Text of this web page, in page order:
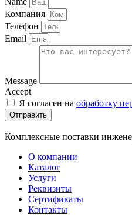
Компания
Телефон
Email
Message
Accept
Я согласен на обработку
Отправить
Комплексные поставки
О компании
Каталог
Услуги
Реквизиты
Сертификаты
Контакты